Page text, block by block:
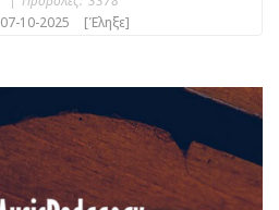
07-10-2025
[Έληξε]